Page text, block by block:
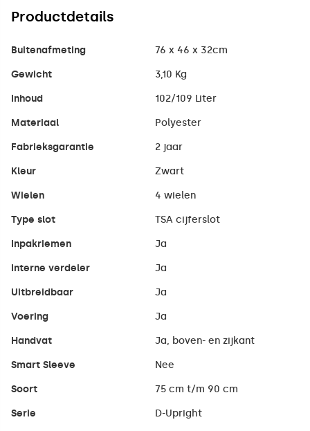
Productdetails
Buitenafmeting 76 x 46 x 32cm
Gewicht 3,10 Kg
Inhoud 102/109 Liter
Materiaal Polyester
Fabrieksgarantie 2 jaar
Kleur Zwart
Wielen 4 wielen
Type slot TSA cijferslot
Inpakriemen Ja
Interne verdeler Ja
Uitbreidbaar Ja
Voering Ja
Handvat Ja, boven- en zijkant
Smart Sleeve Nee
Soort 75 cm t/m 90 cm
Serie D-Upright